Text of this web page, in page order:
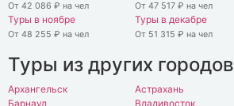
От 42 086 ₽ на чел От 47 517 ₽ на чел
Туры в ноябре
От 48 255 ₽ на чел
Туры в декабре
От 51 315 ₽ на чел
Туры из других городов
Архангельск
Астрахань
Барнаул
Владивосток